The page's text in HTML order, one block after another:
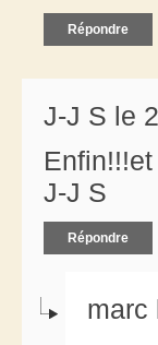
Répondre
J-J S le
J-J S
Répondre
marc